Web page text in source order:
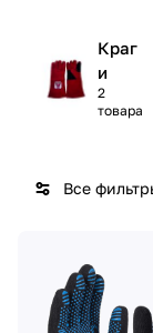
Краг
и
2
товара
Все